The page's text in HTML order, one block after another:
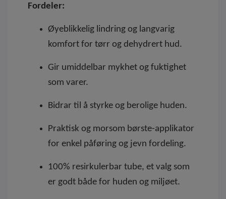
Fordeler:
Øyeblikkelig lindring og langvarig
komfort for tørr og dehydrert hud.
Gir umiddelbar mykhet og fuktighet
som varer.
Bidrar til å styrke og berolige huden.
Praktisk og morsom børste-applikator
for enkel påføring og jevn fordeling.
100% resirkulerbar tube, et valg som
er godt både for huden og miljøet.